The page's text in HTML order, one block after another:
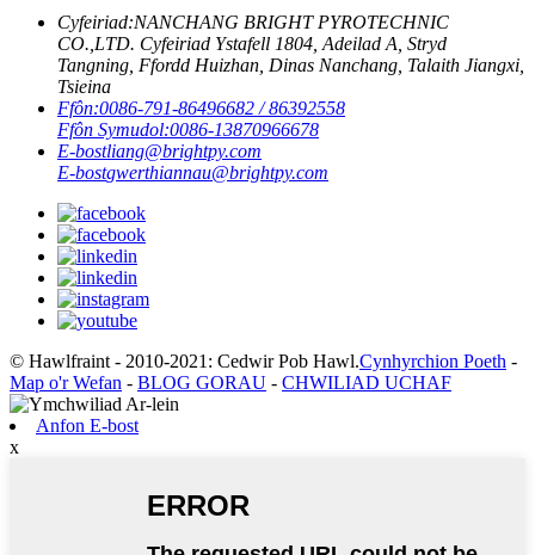
Cyfeiriad:NANCHANG BRIGHT PYROTECHNIC
CO.,LTD. Cyfeiriad Ystafell 1804, Adeilad A, Stryd
Tangning, Ffordd Huizhan, Dinas Nanchang, Talaith Jiangxi,
Tsieina
Ffôn:0086-791-86496682 / 86392558
Ffôn Symudol:0086-13870966678
E-bostliang@brightpy.com
E-bostgwerthiannau@brightpy.com
© Hawlfraint - 2010-2021: Cedwir Pob Hawl.Cynhyrchion Poeth -
Map o'r Wefan - BLOG GORAU - CHWILIAD UCHAF
Anfon E-bost
x